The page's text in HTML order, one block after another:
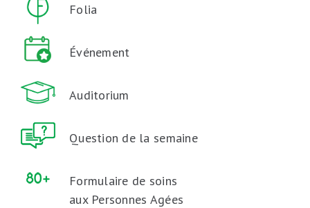
Folia
Événement
Auditorium
Question de la semaine
Formulaire de soins
aux Personnes Agées